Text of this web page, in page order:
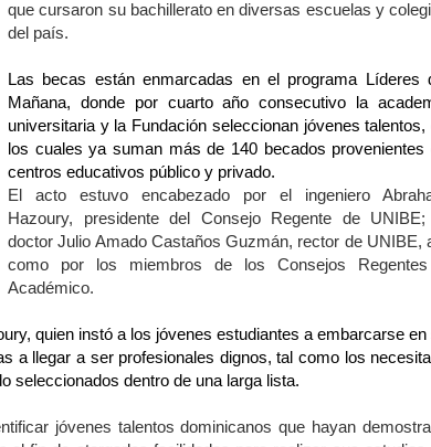
el segundo Foro del Ahorro y la Inversión
Retención de Vehículos de Pedro Brand
convierte en la primera empresa del sector con
pólizas con Inteligencia Artificial y reduce el proceso
que cursaron su bachillerato en diversas escuelas y
del país.
Las becas están enmarcadas en el programa Líderes
Mañana, donde por cuarto año consecutivo la
universitaria y la Fundación seleccionan jóvenes talentos,
los cuales ya suman más de 140 becados provenientes
centros educativos público y privado.
El acto estuvo encabezado por el ingeniero
Hazoury, presidente del Consejo Regente de UNIBE;
doctor Julio Amado Castaños Guzmán, rector de UNIBE,
como por los miembros de los Consejos
Académico.
quien instó a los jóvenes estudiantes a embarcarse en
a llegar a ser profesionales dignos, tal como los
seleccionados dentro de una larga lista.
jóvenes talentos dominicanos que hayan